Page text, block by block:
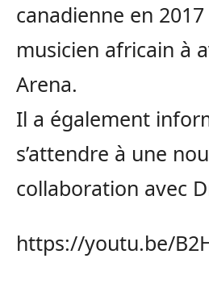
canadienne en
musicien africain à
Arena.
Il a également
s’attendre à une
collaboration avec
https://youtu.be/